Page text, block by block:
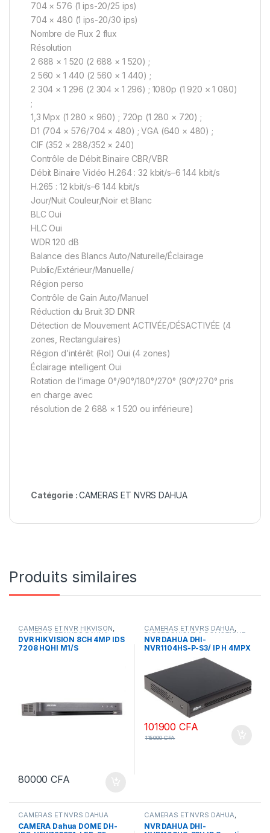
704 × 576 (1 ips-20/25 ips)
704 × 480 (1 ips-20/30 ips)
Nombre de Flux 2 flux
Résolution
2 688 × 1 520 (2 688 × 1 520) ;
2 560 × 1 440 (2 560 × 1 440) ;
2 304 × 1 296 (2 304 × 1 296) ; 1080p (1 920 × 1 080)
;
1,3 Mpx (1 280 × 960) ; 720p (1 280 × 720) ;
D1 (704 × 576/704 × 480) ; VGA (640 × 480) ;
CIF (352 × 288/352 × 240)
Contrôle de Débit Binaire CBR/VBR
Débit Binaire Vidéo H.264 : 32 kbit/s–6 144 kbit/s
H.265 : 12 kbit/s–6 144 kbit/s
Jour/Nuit Couleur/Noir et Blanc
BLC Oui
HLC Oui
WDR 120 dB
Balance des Blancs Auto/Naturelle/Éclairage
Public/Extérieur/Manuelle/
Région perso
Contrôle de Gain Auto/Manuel
Réduction du Bruit 3D DNR
Détection de Mouvement ACTIVÉE/DÉSACTIVÉE (4
zones, Rectangulaires)
Région d’intérêt (RoI) Oui (4 zones)
Éclairage intelligent Oui
Rotation de l’image 0°/90°/180°/270° (90°/270° pris
en charge avec
résolution de 2 688 × 1 520 ou inférieure)
Catégorie :CAMERAS ET NVRS DAHUA
Produits similaires
CAMERAS ET NVR HIKVISON,
CAMERAS ET NVRS DAHUA
DVR HIKVISION 8CH 4MP IDS
7208 HQHI M1/S
80000CFA
CAMERAS ET NVRS DAHUA,
ELECTRONIQUE & DOMOTIQUE
NVR DAHUA DHI-
NVR1104HS-P-S3/ IP H 4MPX
4 SORTIES POE (
alimentation POE )
101900CFA
115000CFA
CAMERAS ET NVRS DAHUA
CAMERA Dahua DOME DH-
CAMERAS ET NVRS DAHUA,
ELECTRONIQUE & DOMOTIQUE
NVR DAHUA DHI-